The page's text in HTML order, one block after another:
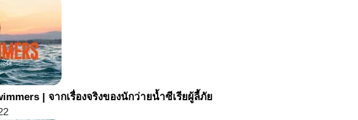
| จากเรื่องจริงของนักว่ายน้ำซีเรียผู้ลี้ภัย